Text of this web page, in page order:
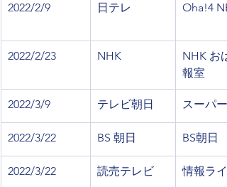
2022/2/9 日テレ Oha!4
2022/2/23 NHK
NHK お
報室
​2022/3/9 ​テレビ朝日 スーパ
2022/3/22 BS 朝日 BS朝日
2022/3/22 読売テレビ 情報ラ